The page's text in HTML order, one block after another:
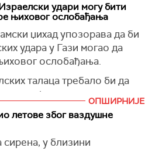
је ракету успешно
противваздухопловна
слетели у градове у
без наношења штете.
удари могу бити
њиховог ослобађања
џихад упозорава да би
удара у Гази могао да
ослобађања.
талаца требало би да
војске да прекине
последњим сатима пре него
на снагу јер би то "био
крила ПИЈ Абу Хамза.
ОПШИРНИЈЕ
летове због ваздушне
у близини